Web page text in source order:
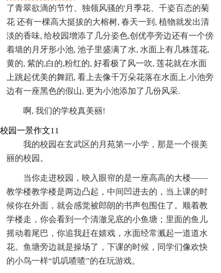
了青翠欲滴的节竹、独领风骚的'月季花、千姿百态的菊
花 还有一棵高大挺拔的大榕树, 春天一到, 植物就发出清
淡的香味, 给校园增添了几分姿色,创优亭旁边还有一个傍
着墙的月牙形小池, 池子里盛满了水, 水面上有几株莲花,
黄的, 紫的,白的,粉红的, 好看极了风一吹, 莲花就在水面
上跳起优美的舞蹈, 看上去像千万朵花落在水面上.小池旁
边有一座黑色的假山, 更为小池添加了几份风采.
啊, 我们的学校真美丽!
校园一景作文11
我的校园在玄武区的月苑第一小学，那是一个很美
丽的校园。
当你走进校园，映入眼帘的是一座高高的大楼——
教学楼教学楼是两边凸起，中间凹进去的，当上课的时
候你在外面，就会感觉被郎朗的书声包围住了。顺着教
学楼走，你会看到一个清澈见底的小鱼塘；里面的鱼儿
摇动着尾巴，你追我赶在嬉戏，水面经常溅起一道道水
花。鱼塘旁边就是操场了，下课的时候，同学们像欢快
的小鸟一样“叽叽喳喳”的在玩游戏。